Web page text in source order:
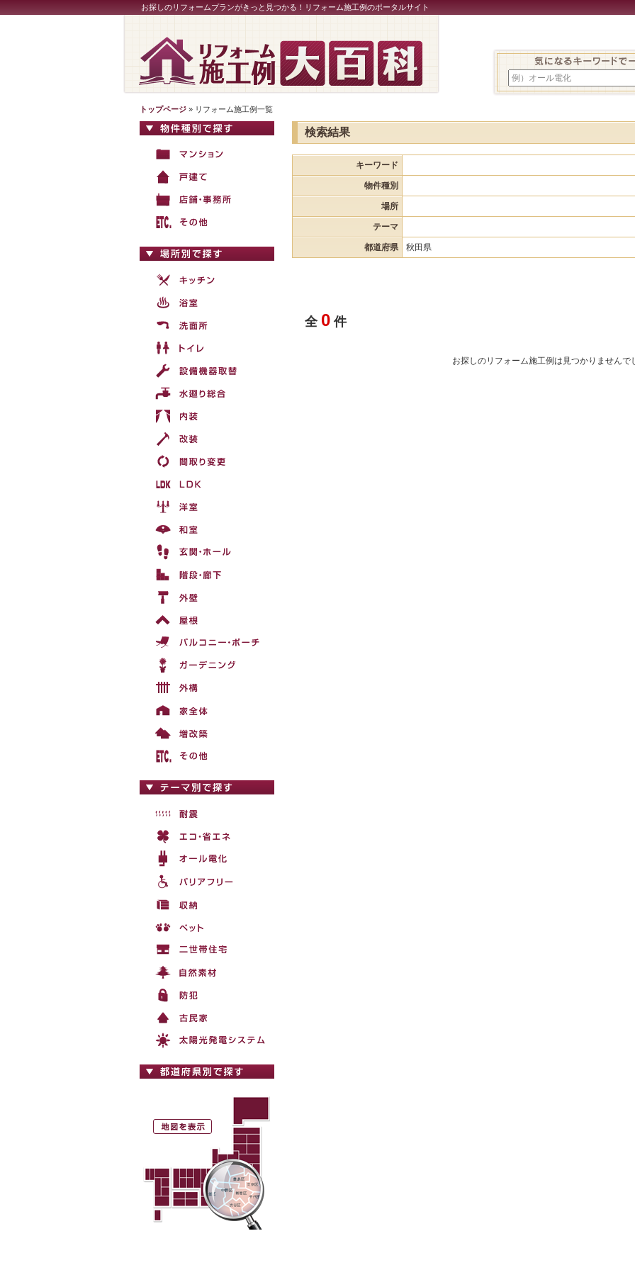
お探しのリフォームプランがきっと見つかる！リフォーム施工例のポータルサイト
例）オール電化
トップページ » リフォーム施工例一覧
検索結果
キーワード
物件種別
場所
テーマ
都道府県 秋田県
全 0 件
お探しのリフォーム施工例は見つかりませんで